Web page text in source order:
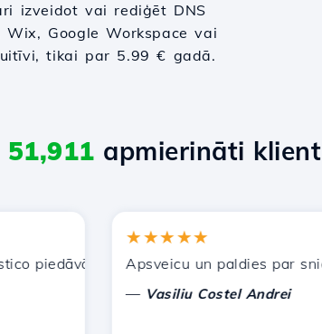
izveidot vai rediģēt DNS
Google Workspace vai
tikai par 5.99 € gadā.
51,911 apmierināti
pakalpojumiem. Esmu ieteicis
★★★★★
Apsveicu un paldies par
Vasiliu Costel Andrei